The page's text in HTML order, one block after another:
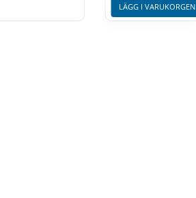
LÄGG I VARUKORGEN